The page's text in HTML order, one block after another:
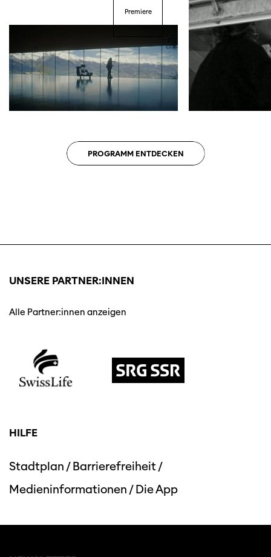
Diese Seite wird mit Internet Explorer
nicht optimal dargestellt. Bitte
verwenden Sie einen anderen Browser.
PROGRAMM ENTDECKEN
Premiere
UNSERE PARTNER:INNEN
Alle Partner:innen anzeigen
HILFE
Stadtplan /Barrierefreiheit/
Medieninformationen /Die App